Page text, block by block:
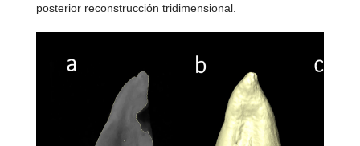
posterior reconstrucción tridimensional.